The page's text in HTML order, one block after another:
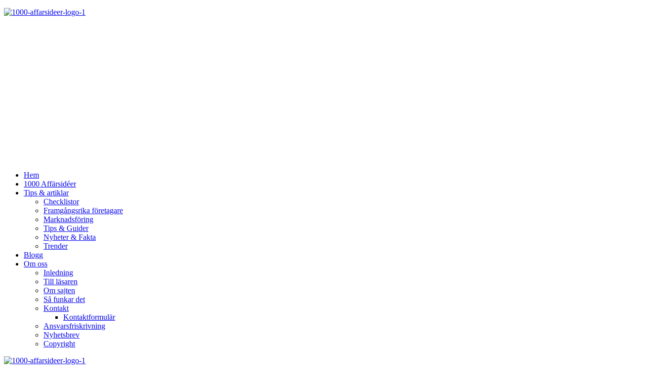
Hem
1000 Affärsidéer
Tips & artiklar
Checklistor
Framgångsrika företagare
Marknadsföring
Tips & Guider
Nyheter & Fakta
Trender
Blogg
Om oss
Inledning
Till läsaren
Om sajten
Så funkar det
Kontakt
Kontaktformulär
Ansvarsfriskrivning
Nyhetsbrev
Copyright